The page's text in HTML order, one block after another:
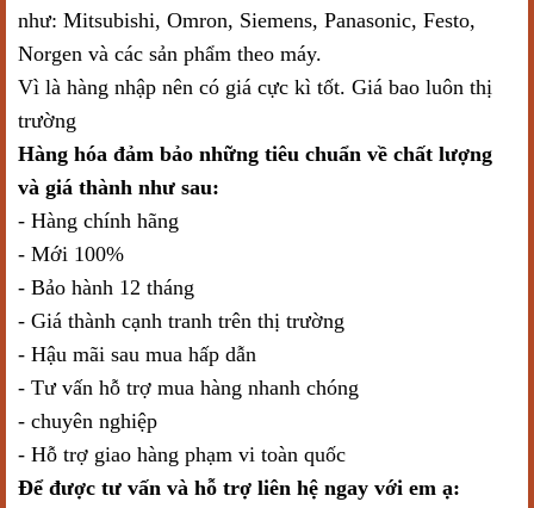
như: Mitsubishi, Omron, Siemens, Panasonic, Festo,
Norgen và các sản phẩm theo máy.
Vì là hàng nhập nên có giá cực kì tốt. Giá bao luôn thị
trường
Hàng hóa đảm bảo những tiêu chuẩn về chất lượng
và giá thành như sau:
- Hàng chính hãng
- Mới 100%
- Bảo hành 12 tháng
- Giá thành cạnh tranh trên thị trường
- Hậu mãi sau mua hấp dẫn
- Tư vấn hỗ trợ mua hàng nhanh chóng
- chuyên nghiệp
- Hỗ trợ giao hàng phạm vi toàn quốc
Để được tư vấn và hỗ trợ liên hệ ngay với em ạ: